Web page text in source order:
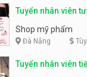
Tuyển nhân viên
phẩm
Shop mỹ phẩm
Đà Nẵng
Tuyển nhân viên